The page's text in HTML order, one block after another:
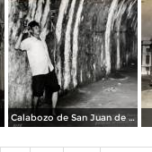
Calabozo de San Juan de Ulua.